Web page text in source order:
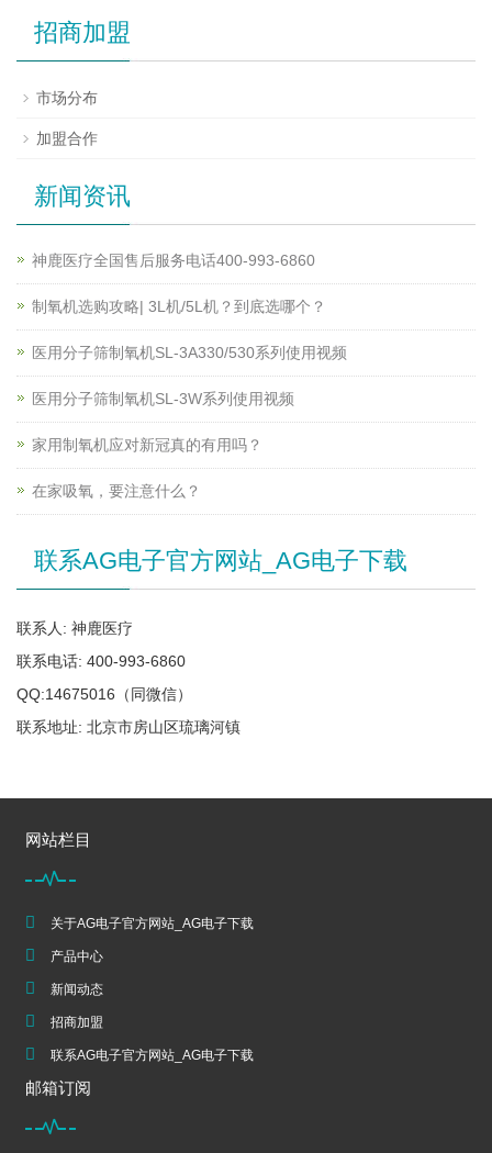
招商加盟
市场分布
加盟合作
新闻资讯
神鹿医疗全国售后服务电话400-993-6860
制氧机选购攻略| 3L机/5L机？到底选哪个？
医用分子筛制氧机SL-3A330/530系列使用视频
医用分子筛制氧机SL-3W系列使用视频
家用制氧机应对新冠真的有用吗？
在家吸氧，要注意什么？
联系AG电子官方网站_AG电子下载
联系人: 神鹿医疗
联系电话: 400-993-6860
QQ:14675016（同微信）
联系地址: 北京市房山区琉璃河镇
网站栏目
关于AG电子官方网站_AG电子下载
产品中心
新闻动态
招商加盟
联系AG电子官方网站_AG电子下载
邮箱订阅